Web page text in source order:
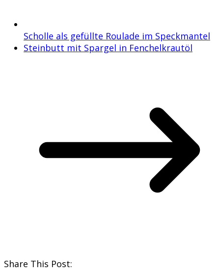
Scholle als gefüllte Roulade im Speckmantel
Steinbutt mit Spargel in Fenchelkrautöl
Share This Post: